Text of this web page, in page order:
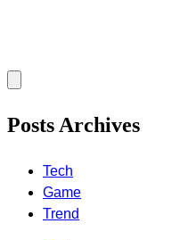
Posts Archives
Tech
Game
Trend